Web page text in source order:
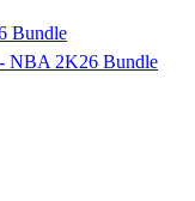
Bundle
NBA 2K26 Bundle